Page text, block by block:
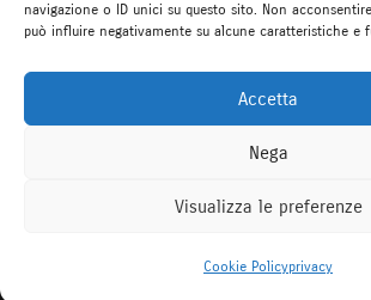
navigazione o ID unici su questo sito. Non
può influire negativamente su alcune caratteristiche e
Accetta
Nega
Visualizza le preferenze
Cookie Policyprivacy
Mail info@webdo.info
Marketing & Seo Genova |